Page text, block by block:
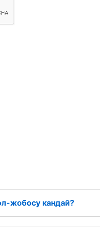
жобосу кандай?